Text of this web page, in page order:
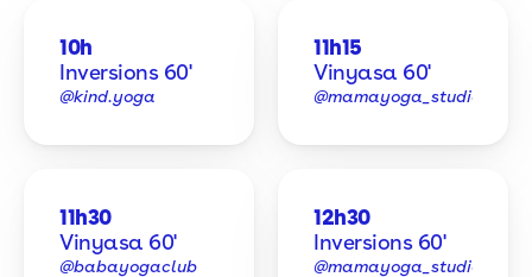
10h
Inversions 60'
@kind.yoga
11h30
Vinyasa 60'
@babayogaclub
11h15
Vinyasa 60'
@mamayoga_studio
12h30
Inversions 60'
@mamayoga_studio